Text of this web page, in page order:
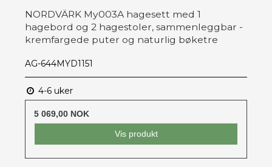
NORDVÄRK My003A hagesett med 1
hagebord og 2 hagestoler, sammenleggbar -
kremfargede puter og naturlig bøketre
AG-644MYD1151
4-6 uker
5 069,00 NOK
Vis produkt